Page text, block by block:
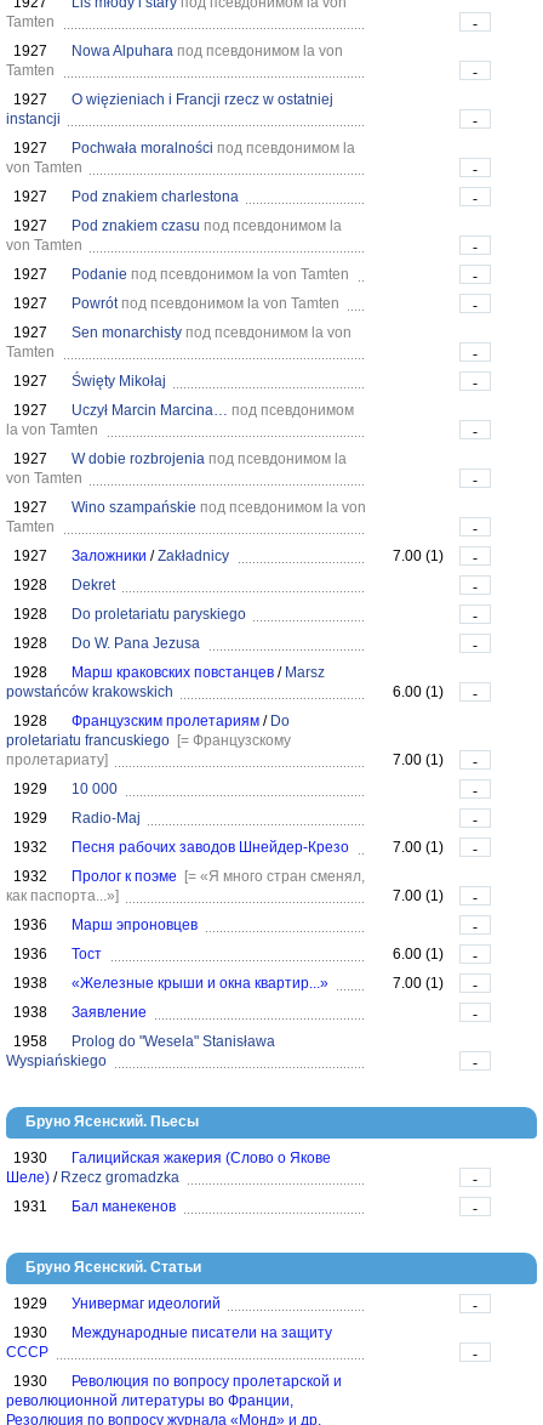
Tamten
-
1927
Nowa Alpuhara под псевдонимом la von
Tamten
-
1927
O więzieniach i Francji rzecz w ostatniej
instancji
-
1927
Pochwała moralności под псевдонимом la
von Tamten
-
1927
Pod znakiem charlestona
-
1927
Pod znakiem czasu под псевдонимом la
von Tamten
-
1927
Podanie под псевдонимом la von Tamten
-
1927
Powrót под псевдонимом la von Tamten
-
1927
Sen monarchisty под псевдонимом la von
Tamten
-
1927
Święty Mikołaj
-
1927
Uczył Marcin Marcina… под псевдонимом
la von Tamten
-
1927
W dobie rozbrojenia под псевдонимом la
von Tamten
-
1927
Wino szampańskie под псевдонимом la von
Tamten
-
1927
Заложники /Zakładnicy 7.00 (1)
-
1928
Dekret
-
1928
Do proletariatu paryskiego
-
1928
Do W. Pana Jezusa
-
1928
Марш краковских повстанцев / Marsz
powstańców krakowskich
6.00 (1)
-
1928
Французским пролетариям / Do
proletariatu francuskiego [= Французскому
пролетариату]
7.00 (1)
-
1929
10 000
-
1929
Radio-Maj
-
1932
Песня рабочих заводов Шнейдер-Крезо 7.00 (1)
-
1932
Пролог к поэме
[= «Я много стран сменял,
как паспорта...»]
7.00 (1)
-
1936
Марш эпроновцев
-
1936
Тост 6.00 (1)
-
1938
«Железные крыши и окна квартир...» 7.00 (1)
-
1938
Заявление
-
1958
Prolog do "Wesela" Stanisława
Wyspiańskiego
-
Бруно Ясенский. Пьесы
1930
Галицийская жакерия (Слово о Якове
Шеле) / Rzecz gromadzka
-
1931
Бал манекенов -
Бруно Ясенский. Статьи
1929 Универмаг идеологий
-
1930
Международные писатели на защиту
СССР
-
1930
Революция по вопросу пролетарской и
революционной литературы во Франции,
Резолюция по вопросу журнала «Монд» и др.